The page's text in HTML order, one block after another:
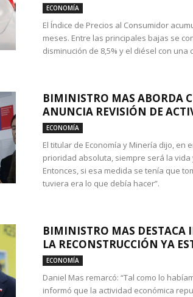
ECONOMÍA
El Índice de Precios al Consumidor
meses. Entre las principales bajas se
disminución de 8,5% y el diésel con una
BIMINISTRO MAS ABORDA
ANUNCIA REVISIÓN DE
ECONOMÍA
El titular de Economía y Minería dijo, en
prioridad absoluta, siempre será la
Entonces, si esa medida se tenía que
tuviera era lo que debía hacer”.
BIMINISTRO MAS DESTACA
LA RECONSTRUCCIÓN YA
ECONOMÍA
Daniel Mas remarcó: “Tal como lo
informó que la actividad económica